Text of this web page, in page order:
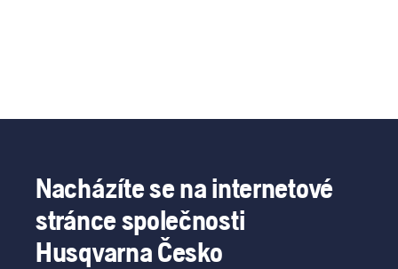
Nacházíte se na internetové
stránce společnosti
Husqvarna Česko